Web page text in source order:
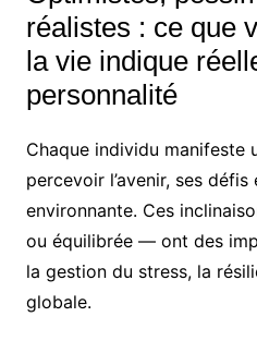
réalistes : ce que
la vie indique
personnalité
Chaque individu manifeste
percevoir l’avenir, ses
environnante. Ces
ou équilibrée — ont des
la gestion du stress, la
globale.